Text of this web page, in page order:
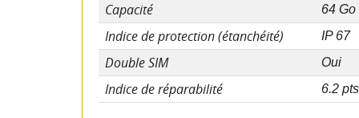
Capacité 64 Go
Indice de protection (étanchéité) IP 67
Double SIM Oui
Indice de réparabilité 6.2 pts